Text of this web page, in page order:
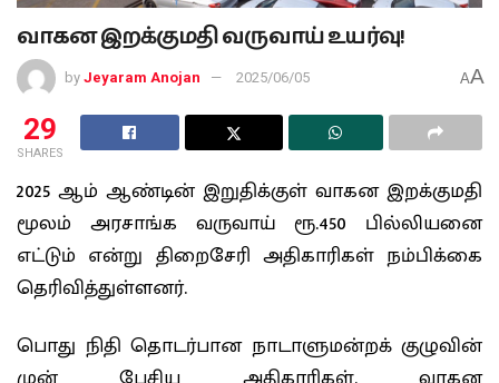
வாகன இறக்குமதி வருவாய் உயர்வு!
by Jeyaram Anojan 2025/06/05 AA
29
SHARES
2025 ஆம் ஆண்டின் இறுதிக்குள் வாகன இறக்குமதி
மூலம் அரசாங்க வருவாய் ரூ.450 பில்லியனை
எட்டும் என்று திறைசேரி அதிகாரிகள் நம்பிக்கை
தெரிவித்துள்ளனர்.
பொது நிதி தொடர்பான நாடாளுமன்றக் குழுவின்